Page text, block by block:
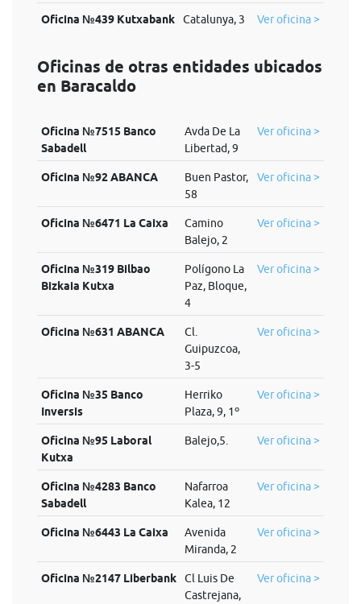
Oficina №439 Kutxabank Catalunya, 3 Ver oficina >
Oficinas de otras entidades ubicados
en Baracaldo
Oficina №7515 Banco
Sabadell
Avda De La
Libertad, 9
Ver oficina >
Oficina №92 ABANCA
Buen Pastor,
58
Ver oficina >
Oficina №6471 La Caixa
Camino
Balejo, 2
Ver oficina >
Oficina №319 Bilbao
Bizkaia Kutxa
Polígono La
Paz, Bloque,
4
Ver oficina >
Oficina №631 ABANCA
Cl.
Guipuzcoa,
3-5
Ver oficina >
Oficina №35 Banco
Inversis
Herriko
Plaza, 9, 1º
Ver oficina >
Oficina №95 Laboral
Kutxa
Balejo,5. Ver oficina >
Oficina №4283 Banco
Sabadell
Nafarroa
Kalea, 12
Ver oficina >
Oficina №6443 La Caixa
Avenida
Miranda, 2
Ver oficina >
Oficina №2147 Liberbank
Cl Luis De
Castrejana,
Ver oficina >